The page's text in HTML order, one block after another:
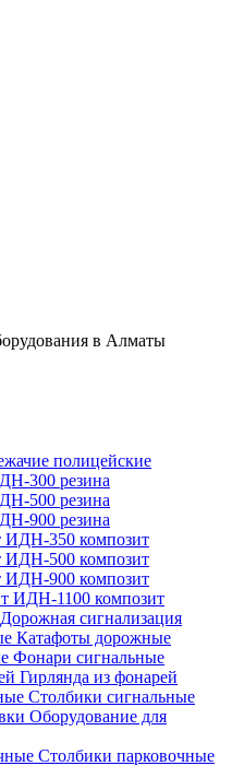
в Алматы
полицейские
300 резина
500 резина
900 резина
ИДН-350 композит
ИДН-500 композит
ИДН-900 композит
ИДН-1100 композит
Дорожная сигнализация
Катафоты дорожные
Фонари сигнальные
Гирлянда из фонарей
Столбики сигнальные
Оборудование для
Столбики парковочные